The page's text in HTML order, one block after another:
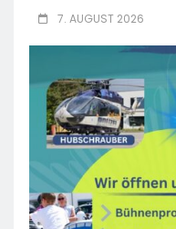
7. AUGUST 2026